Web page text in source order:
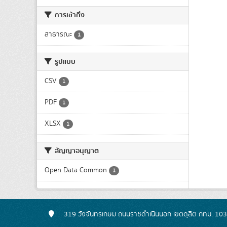
การเข้าถึง
สาธารณะ 1
รูปแบบ
CSV 1
PDF 1
XLSX 1
สัญญาอนุญาต
Open Data Common 1
319 วังจันทรเกษม ถนนราชดำเนินนอก เขตดุสิต กทม.